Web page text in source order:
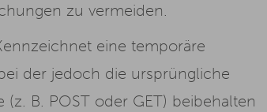
zu vermeiden.
eine temporäre
der jedoch die ursprüngliche
(z. B. POST oder GET) beibehalten